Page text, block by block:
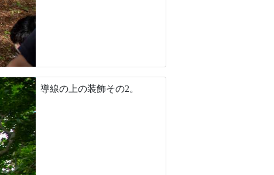
導線の上の装飾その2。